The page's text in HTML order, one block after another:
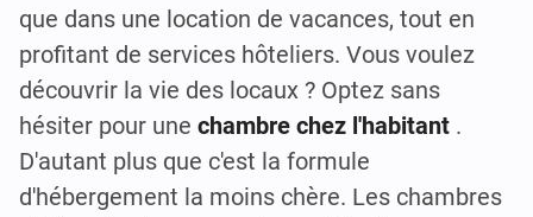
que dans une location de vacances, tout en
profitant de services hôteliers. Vous voulez
découvrir la vie des locaux ? Optez sans
hésiter pour une chambre chez l'habitant .
D'autant plus que c'est la formule
d'hébergement la moins chère. Les chambres